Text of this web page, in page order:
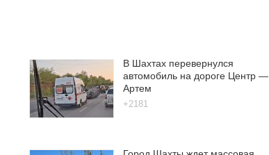
В Шахтах перевернулся
автомобиль на дороге Центр —
Артем
+2181